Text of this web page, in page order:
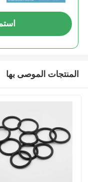
المنتجات الموصى بها